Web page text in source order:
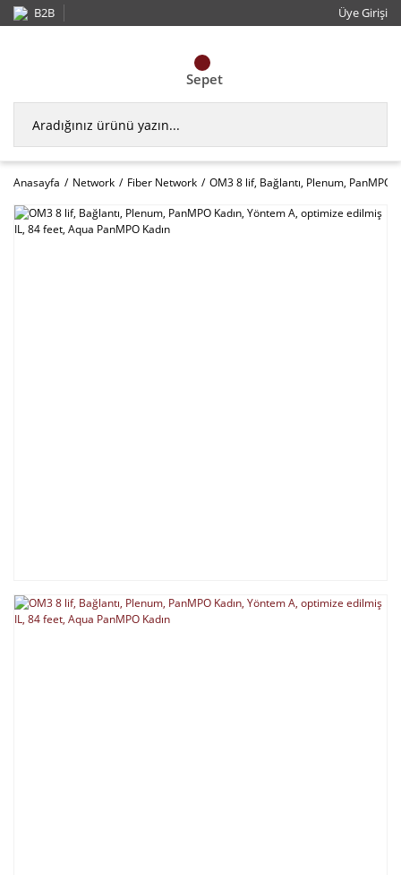
B2B Üye Girişi
Sepet
Anasayfa Network Fiber Network OM3 8 lif, Bağlantı, Plenum, PanMPO